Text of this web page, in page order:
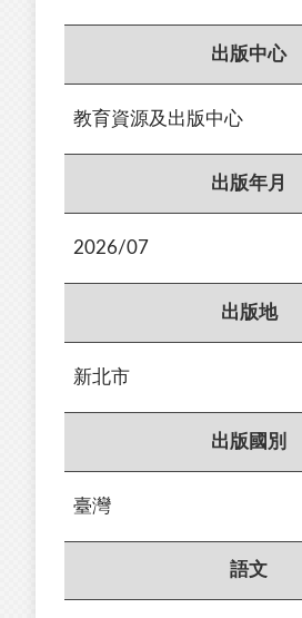
出版中心
教育資源及出版中心
出版年月
2026/07
出版地
新北市
出版國別
臺灣
語文